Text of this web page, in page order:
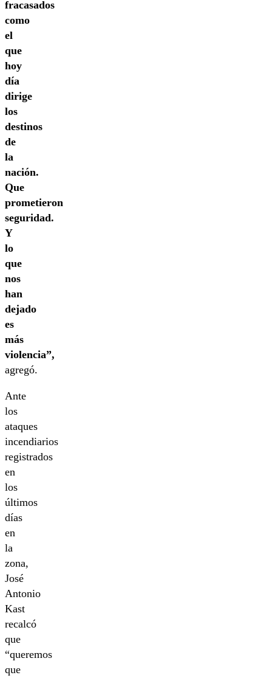
fracasados
como
el
que
hoy
día
dirige
los
destinos
de
la
nación.
Que
prometieron
seguridad.
Y
lo
que
nos
han
dejado
es
más
violencia”,
agregó.
Ante
los
ataques
incendiarios
registrados
en
los
últimos
días
en
la
zona,
José
Antonio
Kast
recalcó
que
“queremos
que